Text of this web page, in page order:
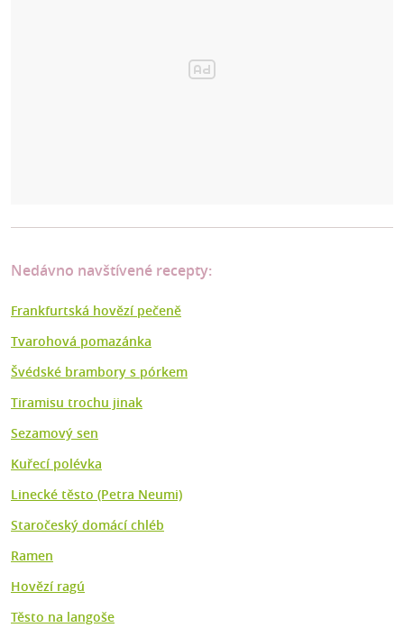
Nedávno navštívené recepty:
Frankfurtská hovězí pečeně
Tvarohová pomazánka
Švédské brambory s pórkem
Tiramisu trochu jinak
Sezamový sen
Kuřecí polévka
Linecké těsto (Petra Neumi)
Staročeský domácí chléb
Ramen
Hovězí ragú
Těsto na langoše